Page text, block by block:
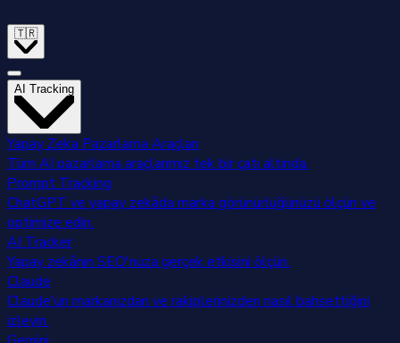
🇹🇷
AI Tracking
Yapay Zeka Pazarlama Araçları
Tüm AI pazarlama araçlarımız tek bir çatı altında.
Prompt Tracking
ChatGPT ve yapay zekâda marka görünürlüğünüzü ölçün ve
optimize edin.
AI Tracker
Yapay zekânın SEO'nuza gerçek etkisini ölçün.
Claude
Claude'un markanızdan ve rakiplerinizden nasıl bahsettiğini
izleyin.